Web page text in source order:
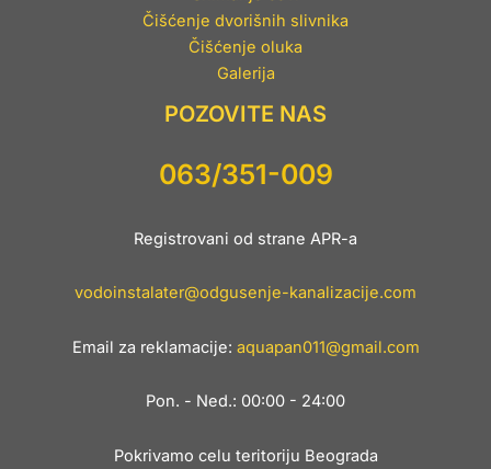
Čišćenje dvorišnih slivnika
Čišćenje oluka
Galerija
POZOVITE NAS
063/351-009
Registrovani od strane APR-a
vodoinstalater@odgusenje-kanalizacije.com
Email za reklamacije: aquapan011@gmail.com
Pon. - Ned.: 00:00 - 24:00
Pokrivamo celu teritoriju Beograda